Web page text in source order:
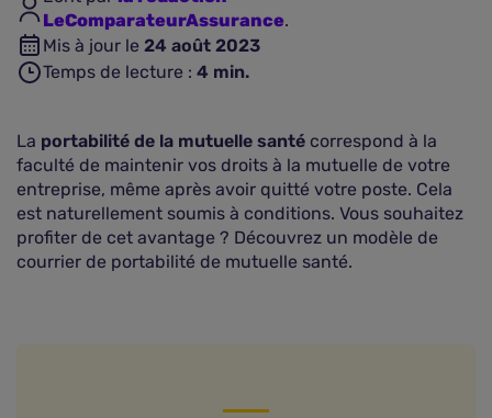
LeComparateurAssurance.
Mis à jour le 24 août 2023
Temps de lecture : 4 min.
La portabilité de la mutuelle santé correspond à la
faculté de maintenir vos droits à la mutuelle de votre
entreprise, même après avoir quitté votre poste. Cela
est naturellement soumis à conditions. Vous souhaitez
profiter de cet avantage ? Découvrez un modèle de
courrier de portabilité de mutuelle santé.